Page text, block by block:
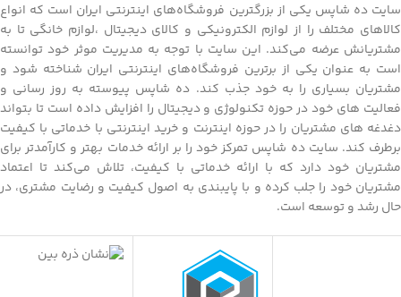
سایت ده شاپس یکی از بزرگترین فروشگاه‌های اینترنتی ایران است که انواع
کالاهای مختلف را از لوازم الکترونیکی و کالای دیجیتال ،لوازم خانگی تا به
مشتریانش عرضه می‌کند. این سایت با توجه به مدیریت موثر خود توانسته
است به عنوان یکی از برترین فروشگاه‌های اینترنتی ایران شناخته شود و
مشتریان بسیاری را به خود جذب کند. ده شاپس پیوسته به روز رسانی و
فعالیت های خود در حوزه تکنولوژی و دیجیتال را افزایش داده است تا بتواند
دغدغه های مشتریان را در حوزه اینترنت و خرید اینترنتی با خدماتی با کیفیت
برطرف کند. سایت ده شاپس تمرکز خود را بر ارائه خدمات بهتر و کارآمدتر برای
مشتریان خود دارد که با ارائه خدماتی با کیفیت، تلاش می‌کند تا اعتماد
مشتریان خود را جلب کرده و با پایبندی به اصول کیفیت و رضایت مشتری، در
حال رشد و توسعه است.